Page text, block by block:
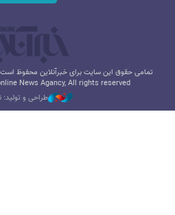
تمامی حقوق این سایت برای خبرآنلاین محفوظ
News Agancy, All rights reserved
طراحی و تولید: